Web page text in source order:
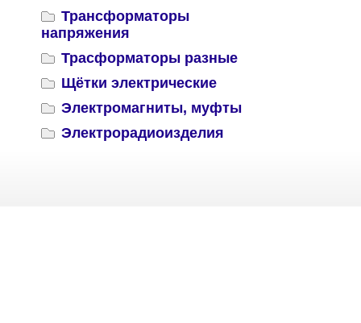
Трансформаторы
напряжения
Трасформаторы разные
Щётки электрические
Электромагниты, муфты
Электрорадиоизделия